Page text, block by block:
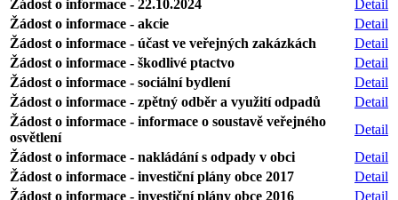
Žádost o informace - 22.10.2024
Detail
Žádost o informace - akcie
Detail
Žádost o informace - účast ve veřejných zakázkách
Detail
Žádost o informace - škodlivé ptactvo
Detail
Žádost o informace - sociální bydlení
Detail
Žádost o informace - zpětný odběr a využití odpadů
Detail
Žádost o informace - informace o soustavě veřejného
osvětlení
Detail
Žádost o informace - nakládání s odpady v obci
Detail
Žádost o informace - investiční plány obce 2017
Detail
Žádost o informace - investiční plány obce 2016
Detail